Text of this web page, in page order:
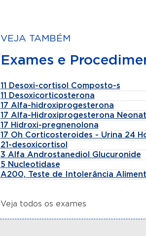
VEJA TAMBÉM
Exames e
11 Desoxi-cortisol Composto-s
11 Desoxicorticosterona
17 Alfa-hidroxiprogesterona
17 Alfa-Hidroxiprogesterona
17 Hidroxi-pregnenolona
17 Oh Corticosteroides - Urina 24
21-desoxicortisol
3 Alfa Androstanediol Glucuronide
5 Nucleotidase
A200, Teste de Intolerância
Veja todos os exames